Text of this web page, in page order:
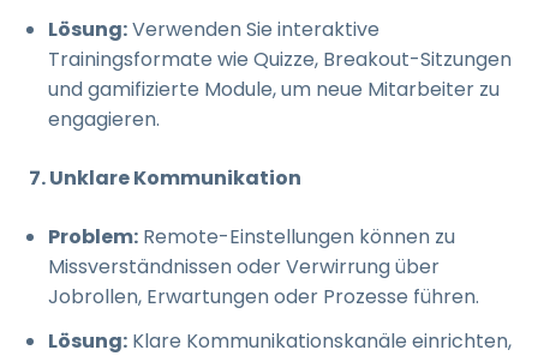
Lösung:Verwenden Sie interaktive
Trainingsformate wie Quizze, Breakout-Sitzungen
und gamifizierte Module, um neue Mitarbeiter zu
engagieren.
7. Unklare Kommunikation
Problem: Remote-Einstellungen können zu
Missverständnissen oder Verwirrung über
Jobrollen, Erwartungen oder Prozesse führen.
Lösung: Klare Kommunikationskanäle einrichten,